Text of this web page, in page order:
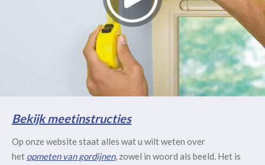
Bekijk meetinstructies
Op onze website staat alles wat u wilt weten over
het opmeten van gordijnen, zowel in woord als beeld. Het is